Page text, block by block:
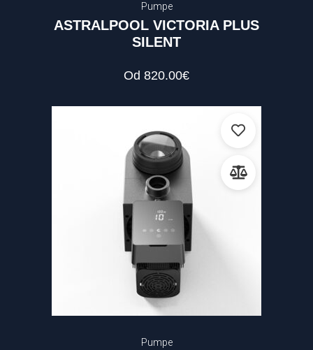
Pumpe
ASTRALPOOL VICTORIA PLUS
SILENT
Od 820.00€
Pumpe